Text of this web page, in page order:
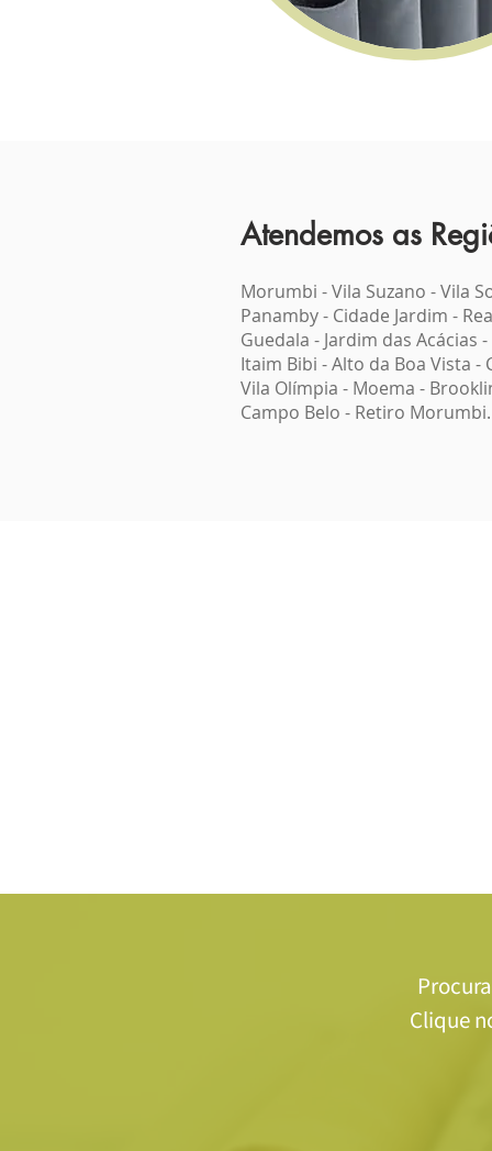
Atendemos as
Morumbi -Vila Suzano -Vila
Panamby- Cidade Jardim -
Guedala - Jardim das Acácias -
Itaim Bibi -Alto da Boa Vista -
Vila Olímpia - Moema -
Campo Belo - Retiro Morumbi.
Clique